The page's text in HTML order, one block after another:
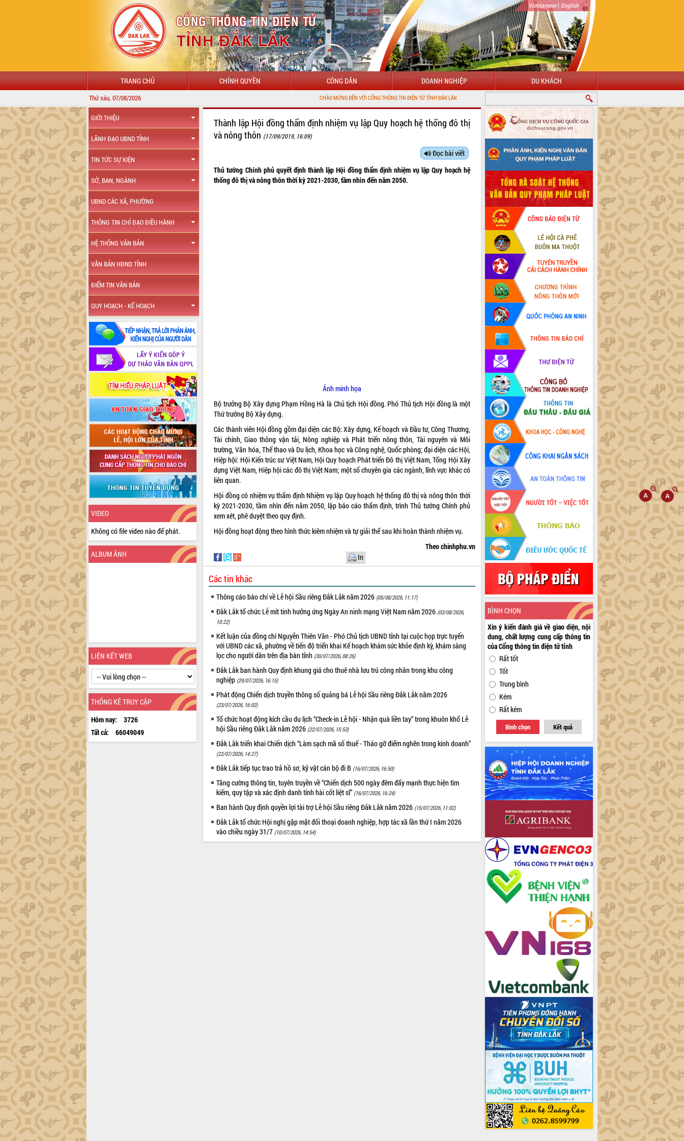
Vietnamese| English
TRANG CHỦ CHÍNH QUYỀN CÔNG DÂN DOANH NGHIỆP DU KHÁCH
Thứ sáu, 07/08/2026 CHÀO MỪNG ĐẾN VỚI CỔNG THÔNG TIN ĐIỆN TỬ TỈNH ĐẮK LẮK
GIỚI THIỆU
LÃNH ĐẠO UBND TỈNH
TIN TỨC SỰ KIỆN
SỞ, BAN, NGÀNH
UBND CÁC XÃ, PHƯỜNG
THÔNG TIN CHỈ ĐẠO ĐIỀU HÀNH
HỆ THỐNG VĂN BẢN
VĂN BẢN HĐND TỈNH
ĐIỂM TIN VĂN BẢN
QUY HOẠCH - KẾ HOẠCH
VIDEO
Không có file video nào để phát.
ALBUM ẢNH
LIÊN KẾT WEB
THỐNG KÊ TRUY CẬP
Hôm nay:
3726
Tất cả:
66049049
Thành lập Hội đồng thẩm định nhiệm vụ lập Quy hoạch hệ thống đô thị
và nông thôn (17/09/2019, 16:09)
Đọc bài viết
Thủ tướng Chính phủ quyết địnhthành lập Hội đồng thẩm định nhiệm vụ lập Quy hoạch hệ
thống đô thị và nông thôn thời kỳ 2021-2030, tầm nhìn đến năm 2050.
Ảnh minh họa
Bộ trưởng Bộ Xây dựng Phạm Hồng Hà là Chủ tịch Hội đồng. Phó Thủ tịch Hội đồng là một
Thứ trưởng Bộ Xây dựng.
Các thành viên Hội đồng gồm đại diện các Bộ: Xây dựng, Kế hoạch và Đầu tư, Công Thương,
Tài chính, Giao thông vận tải, Nông nghiệp và Phát triển nông thôn, Tài nguyên và Môi
trường, Văn hóa, Thể thao và Du lịch, Khoa học và Công nghệ, Quốc phòng; đại diện các Hội,
Hiệp hội: Hội Kiến trúc sư Việt Nam, Hội Quy hoạch Phát triển Đô thị Việt Nam, Tổng Hội Xây
dựng Việt Nam, Hiệp hội các đô thị Việt Nam; một số chuyên gia các ngành, lĩnh vực khác có
liên quan.
Hội đồng có nhiệm vụ thẩm định Nhiệm vụ lập Quy hoạch hệ thống đô thị và nông thôn thời
kỳ 2021-2030, tầm nhìn đến năm 2050, lập báo cáo thẩm định, trình Thủ tướng Chính phủ
xem xét, phê duyệt theo quy định.
Hội đồng hoạt động theo hình thức kiêm nhiệm và tự giải thể sau khi hoàn thành nhiệm vụ.
Theo chinhphu.vn
In
Các tin khác
Thông cáo báo chí về Lễ hội Sầu riêng Đắk Lắk năm 2026 (05/08/2026, 11:17)
Đắk Lắk tổ chức Lễ mít tinh hưởng ứng Ngày An ninh mạng Việt Nam năm 2026 (03/08/2026,
10:22)
Kết luận của đồng chí Nguyễn Thiên Văn - Phó Chủ tịch UBND tỉnh tại cuộc họp trực tuyến
với UBND các xã, phường về tiến độ triển khai Kế hoạch khám sức khỏe định kỳ, khám sàng
lọc cho người dân trên địa bàn tỉnh (30/07/2026, 08:26)
Đắk Lắk ban hành Quy định khung giá cho thuê nhà lưu trú công nhân trong khu công
nghiệp (29/07/2026, 16:15)
Phát động Chiến dịch truyền thông số quảng bá Lễ hội Sầu riêng Đắk Lắk năm 2026
(23/07/2026, 16:02)
Tổ chức hoạt động kích cầu du lịch “Check-in Lễ hội - Nhận quà liền tay” trong khuôn khổ Lễ
hội Sầu riêng Đắk Lắk năm 2026 (22/07/2026, 15:53)
Đắk Lắk triển khai Chiến dịch “Làm sạch mã số thuế - Tháo gỡ điểm nghẽn trong kinh doanh”
(22/07/2026, 14:27)
Đắk Lắk tiếp tục trao trả hồ sơ, kỷ vật cán bộ đi B (16/07/2026, 16:50)
Tăng cường thông tin, tuyên truyền về “Chiến dịch 500 ngày đêm đẩy mạnh thực hiện tìm
kiếm, quy tập và xác định danh tính hài cốt liệt sĩ” (16/07/2026, 16:24)
Ban hành Quy định quyền lợi tài trợ Lễ hội Sầu riêng Đắk Lắk năm 2026 (15/07/2026, 11:02)
Đắk Lắk tổ chức Hội nghị gặp mặt đối thoại doanh nghiệp, hợp tác xã lần thứ I năm 2026
vào chiều ngày 31/7 (10/07/2026, 14:54)
BÌNH CHỌN
Xin ý kiến đánh giá về giao diện, nội
dung, chất lượng cung cấp thông tin
của Cổng thông tin điện tử tỉnh
Rất tốt
Tốt
Trung bình
Kém
Rất kém
Bình chọn Kết quả